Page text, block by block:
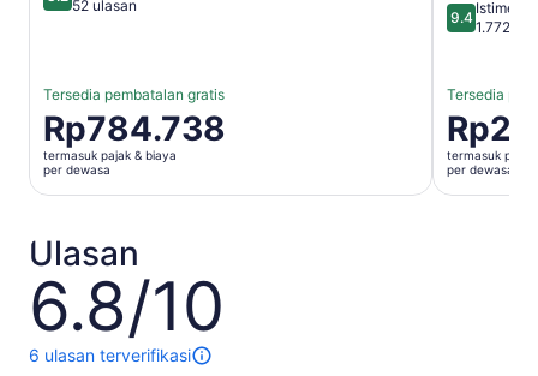
8.2 dari 10
52 ulasan
Tersedia pembatalan gratis
Harga
Rp784.738
per
dewasa
Rp784.738
termasuk pajak & biaya
per dewasa
9.49.4 dari 10
Istimewa
1.772
Tersedia
Harga
per
dewasa
termasuk pajak
per dewasa
Ulasan
6.8/10
6.8
dari
10
6 ulasan terverifikasi
6